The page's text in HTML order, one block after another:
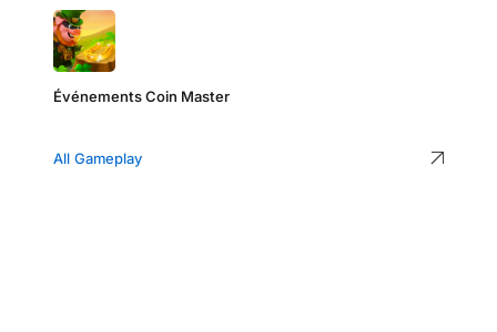
Événements Coin Master
All Gameplay